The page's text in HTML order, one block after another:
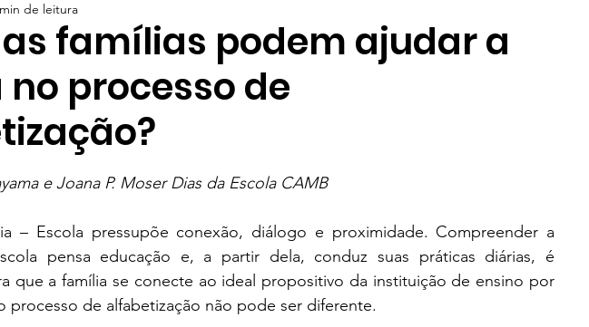
Médio
Escola Stagium | SchoolAdvisor Colégio Franco | SchoolAdvisor
Colégio Augusto Laranja Rainha da Paz | SchoolAdvisor
Aubrick Escola | SchoolAdvisor Kindy Escola Americana
famílias podem ajudar a
processo de
de leitura
de 5 estrelas.
e Joana P. Moser Dias da Escola CAMB
– Escola pressupõe conexão, diálogo e proximidade. Compreender a
pensa educação e, a partir dela, conduz suas práticas diárias, é
que a família se conecte ao ideal propositivo da instituição de ensino por
processo de alfabetização não pode ser diferente.